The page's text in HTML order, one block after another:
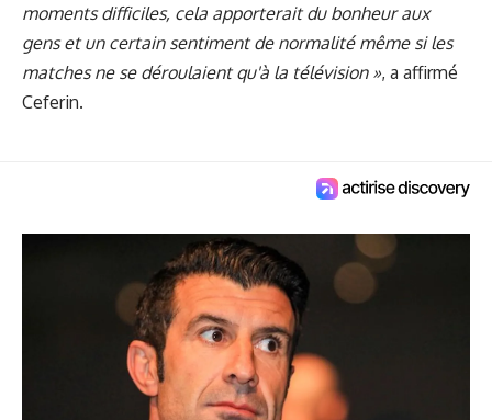
moments difficiles, cela apporterait du bonheur aux
gens et un certain sentiment de normalité même si les
matches ne se déroulaient qu'à la télévision », a affirmé
Ceferin.